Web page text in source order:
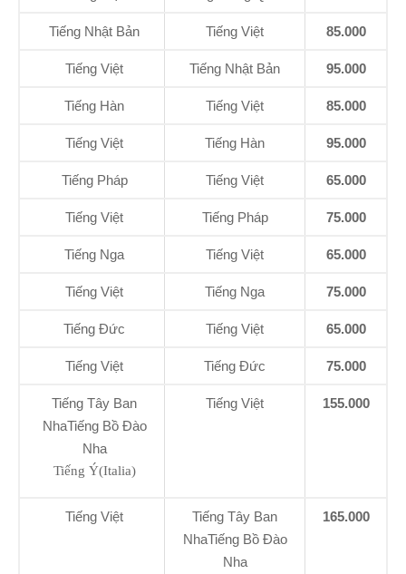
Tiếng Nhật Bản Tiếng Việt 85.000
Tiếng Việt Tiếng Nhật Bản 95.000
Tiếng Hàn Tiếng Việt 85.000
Tiếng Việt Tiếng Hàn 95.000
Tiếng Pháp Tiếng Việt 65.000
Tiếng Việt Tiếng Pháp 75.000
Tiếng Nga Tiếng Việt 65.000
Tiếng Việt Tiếng Nga 75.000
Tiếng Đức Tiếng Việt 65.000
Tiếng Việt Tiếng Đức 75.000
Tiếng Tây Ban
NhaTiếng Bồ Đào
Nha
Tiếng Ý(Italia)
Tiếng Việt 155.000
Tiếng Việt
Tiếng Tây Ban
NhaTiếng Bồ Đào
Nha
165.000